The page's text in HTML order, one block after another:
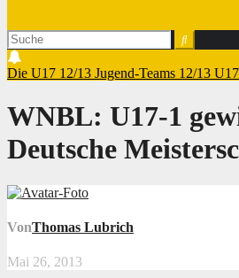
Die U17 12/13 Jugend-Teams 12/13
WNBL: U17-1
Deutsche
VonThomas Lubrich
Mai 26, 2013